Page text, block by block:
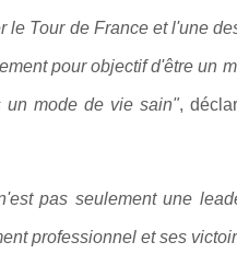
le Tour de France et l'une
pour objectif d'être un
un mode de vie sain",
pas seulement une
professionnel et ses